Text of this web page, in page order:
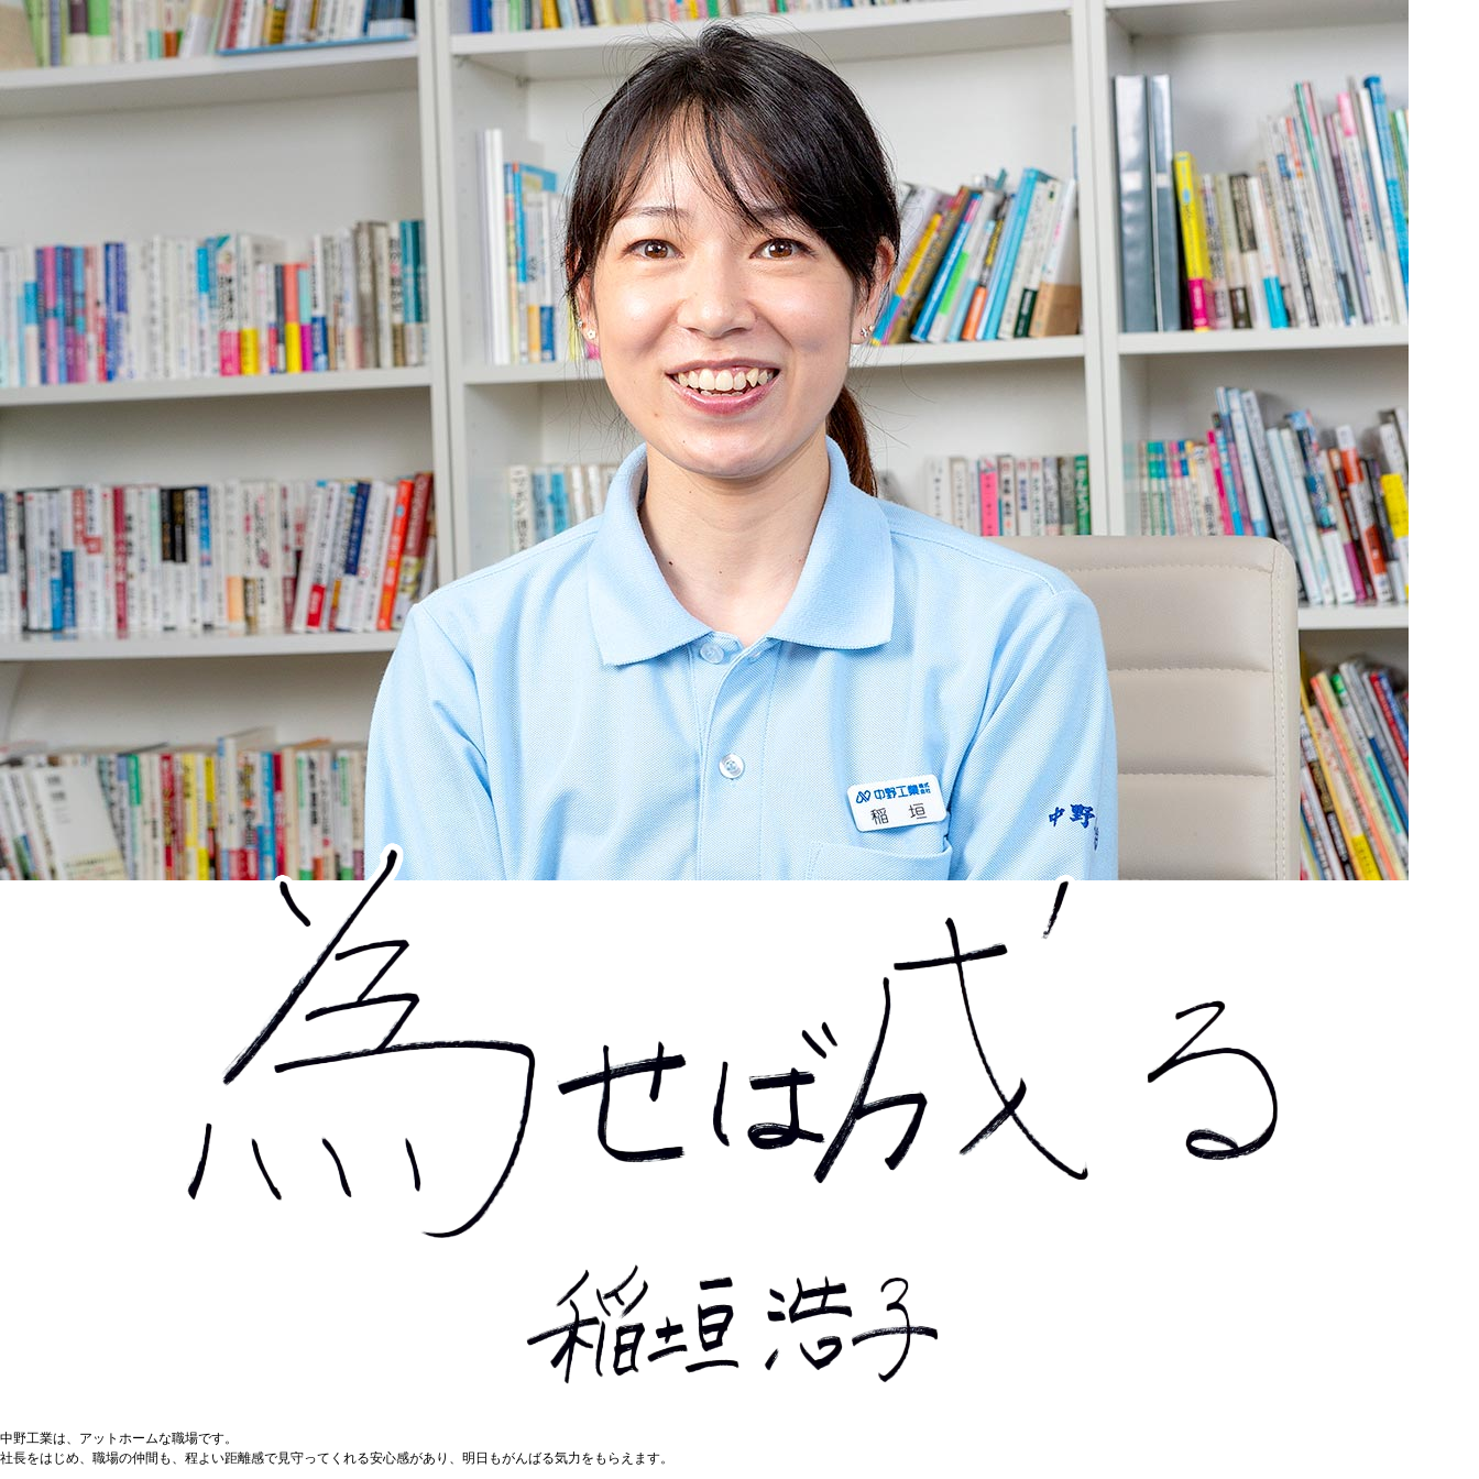
中野工業は、アットホームな職場です。
社長をはじめ、職場の仲間も、程よい距離感で見守ってくれる安心感があり、明日もがんばる気力をもらえます。